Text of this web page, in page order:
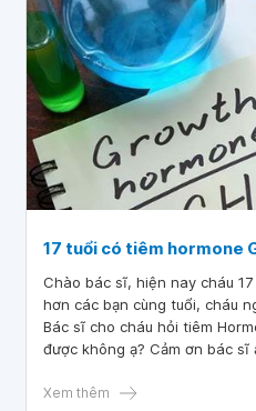
17 tuổi có tiêm hormone
Chào bác sĩ, hiện nay cháu
hơn các bạn cùng tuổi, cháu
Bác sĩ cho cháu hỏi tiêm
được không ạ? Cảm ơn bác sĩ
Xem thêm